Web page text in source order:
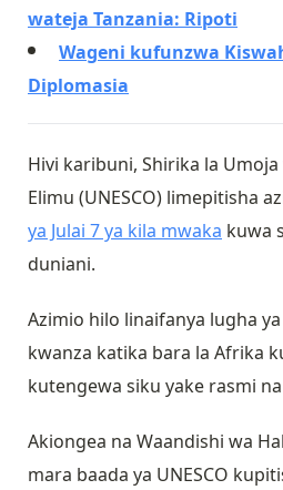
wateja Tanzania: Ripoti
Wageni kufunzwa
Diplomasia
Hivi karibuni, Shirika la
Elimu (UNESCO) limepitisha
ya Julai 7 ya kila mwaka kuwa
duniani.
Azimio hilo linaifanya lugha
kwanza katika bara la Afrika
kutengewa siku yake rasmi
Akiongea na Waandishi wa
mara baada ya UNESCO